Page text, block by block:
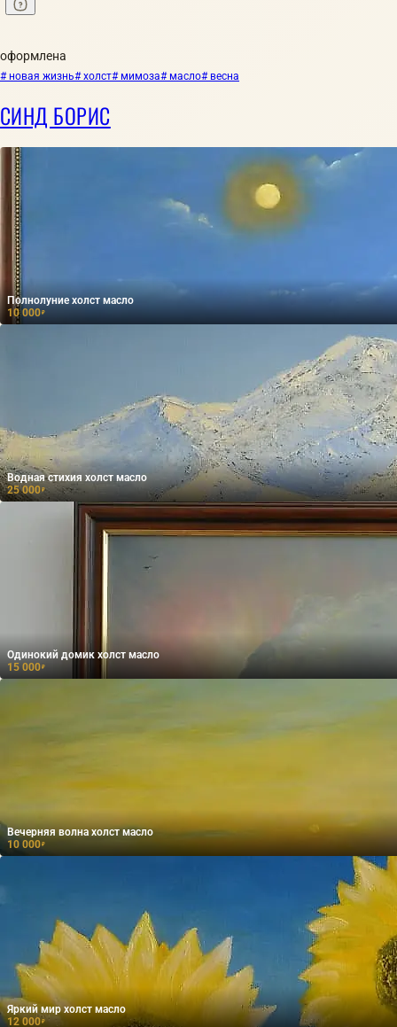
оформлена
# новая жизнь# холст# мимоза# масло# весна
СИНД БОРИС
Полнолуние холст масло
10 000₽
Водная стихия холст масло
25 000₽
Одинокий домик холст масло
15 000₽
Вечерняя волна холст масло
10 000₽
Яркий мир холст масло
12 000₽